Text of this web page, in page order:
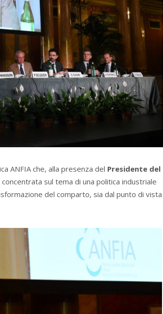
ANFIA che, alla presenza del Presidente del
concentrata sul tema di una politica industriale
del comparto, sia dal punto di vista